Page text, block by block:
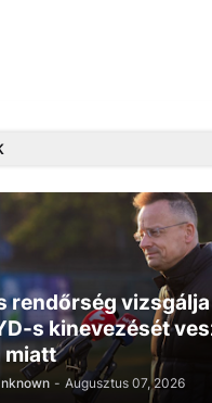
rendőrség
s kinevezését
miatt
- Augusztus 07, 2026